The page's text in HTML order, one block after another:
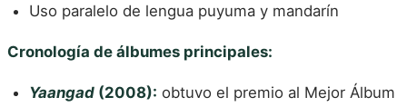
Uso paralelo de lengua puyuma y mandarín
Cronología de álbumes principales:
Yaangad (2008): obtuvo el premio al Mejor Álbum